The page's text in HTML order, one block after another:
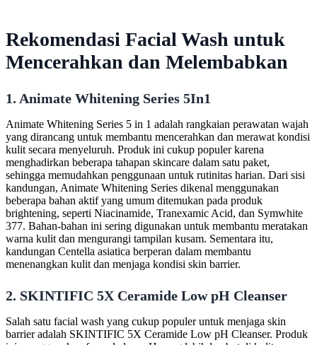
Rekomendasi Facial Wash untuk
Mencerahkan dan Melembabkan
1. Animate Whitening Series 5In1
Animate Whitening Series 5 in 1 adalah rangkaian perawatan wajah
yang dirancang untuk membantu mencerahkan dan merawat kondisi
kulit secara menyeluruh. Produk ini cukup populer karena
menghadirkan beberapa tahapan skincare dalam satu paket,
sehingga memudahkan penggunaan untuk rutinitas harian. Dari sisi
kandungan, Animate Whitening Series dikenal menggunakan
beberapa bahan aktif yang umum ditemukan pada produk
brightening, seperti Niacinamide, Tranexamic Acid, dan Symwhite
377. Bahan-bahan ini sering digunakan untuk membantu meratakan
warna kulit dan mengurangi tampilan kusam. Sementara itu,
kandungan Centella asiatica berperan dalam membantu
menenangkan kulit dan menjaga kondisi skin barrier.
2. SKINTIFIC 5X Ceramide Low pH Cleanser
Salah satu facial wash yang cukup populer untuk menjaga skin
barrier adalah SKINTIFIC 5X Ceramide Low pH Cleanser. Produk